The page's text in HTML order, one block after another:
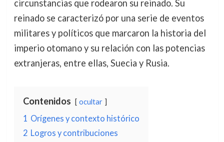
circunstancias que rodearon su reinado. Su
reinado se caracterizó por una serie de eventos
militares y políticos que marcaron la historia del
imperio otomano y su relación con las potencias
extranjeras, entre ellas, Suecia y Rusia.
Contenidos ocultar
1 Orígenes y contexto histórico
2 Logros y contribuciones